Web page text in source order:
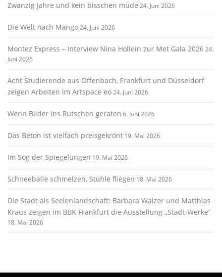
Zwanzig Jahre und kein bisschen müde 24. Juni 2026
Die Welt nach Mango24. Juni 2026
Montez Express – Interview Nina Hollein zur Met Gala 202624.
Juni 2026
Acht Studierende aus Offenbach, Frankfurt und Düsseldorf
zeigen Arbeiten im Artspace eo24. Juni 2026
Wenn Bilder ins Rutschen geraten 6. Juni 2026
Das Beton ist vielfach preisgekrönt 19. Mai 2026
Im Sog der Spiegelungen 19. Mai 2026
Schneebälle schmelzen, Stühle fliegen 18. Mai 2026
Die Stadt als Seelenlandschaft: Barbara Walzer und Matthias
Kraus zeigen im BBK Frankfurt die Ausstellung „Stadt-Werke“
18. Mai 2026